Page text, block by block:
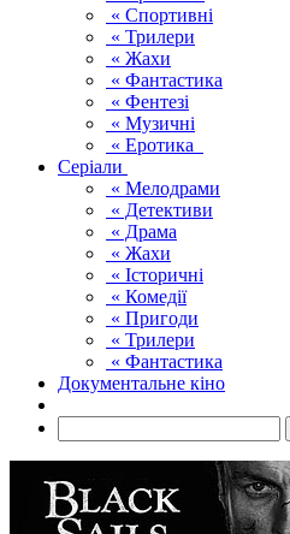
« Спортивні
« Трилери
« Жахи
« Фантастика
« Фентезі
« Музичні
« Еротика
Серіали
« Мелодрами
« Детективи
« Драма
« Жахи
« Історичні
« Комедії
« Пригоди
« Трилери
« Фантастика
Документальне кіно